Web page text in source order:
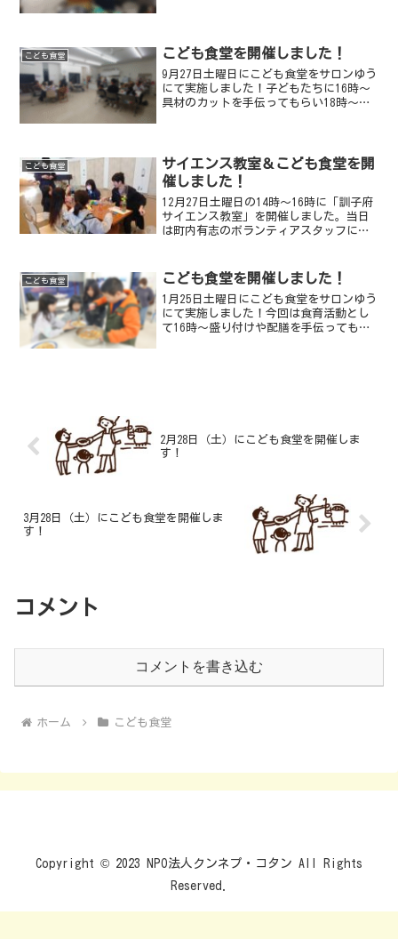
もらいました写真...
こども食堂 こども食堂を開催しました！
9月27日土曜日にこども食堂をサロンゆう
にて実施しました！子どもたちに16時～
具材のカットを手伝ってもらい18時～夕
心としたメニュ...
こども食堂
サイエンス教室＆こども食堂を開
催しました！
12月27日土曜日の14時〜16時に「訓子府
サイエンス教室」を開催しました。当日
は町内有志のボランティアスタッフに加
した。ご協力してくださった皆さんのお
かげで、サイエン...
こども食堂 こども食堂を開催しました！
1月25日土曜日にこども食堂をサロンゆう
にて実施しました！今回は食育活動とし
て16時〜盛り付けや配膳を手伝ってもら
2月28日（土）にこども食堂を開催しま
す！
3月28日（土）にこども食堂を開催しま
す！
コメント
コメントを書き込む
ホーム こども食堂
Copyright © 2023 NPO法人クンネプ・コタン All Rights
Reserved.